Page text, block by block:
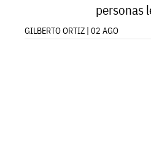
personas
GILBERTO ORTIZ | 02 AGO